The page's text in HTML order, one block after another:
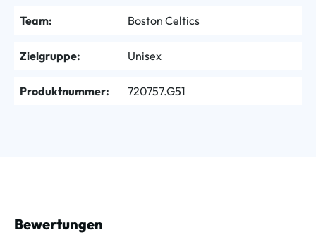
Team: Boston Celtics
Zielgruppe: Unisex
Produktnummer: 720757.G51
Bewertungen